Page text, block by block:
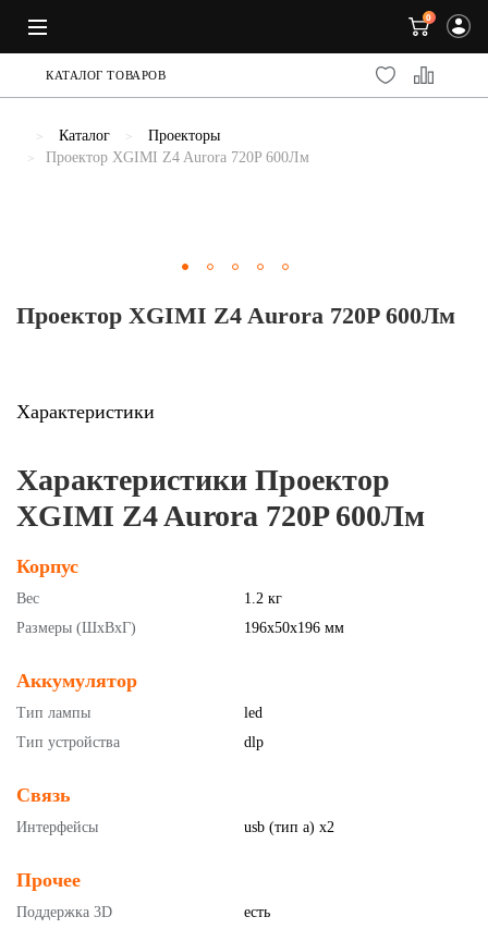
0
КАТАЛОГ ТОВАРОВ
Каталог
Проекторы
Проектор XGIMI Z4 Aurora 720P 600Лм
Проектор XGIMI Z4 Aurora 720P 600Лм
Характеристики
Характеристики Проектор
XGIMI Z4 Aurora 720P 600Лм
Корпус
Вес
1.2 кг
Размеры (ШxВxГ)
196x50x196 мм
Аккумулятор
Тип лампы
led
Тип устройства
dlp
Связь
Интерфейсы usb (тип a) x2
Прочее
Поддержка 3D
есть